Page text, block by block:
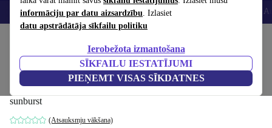
informāciju par datu aizsardzību. Izlasiet
datu apstrādātāja sīkfailu politiku
Ierobežota izmantošana
SĪKFAILU IESTATĪJUMI
PIEŅEMT VISAS SĪKDATNES
Viedtālruņi Portatīvie datori Planšetes Viedpulksteņi
Ibanez Pre Lawsuit 2375
Stratocaster 1970s - Sunburst
sunburst
(Atsauksmju vākšana)
738,71 €